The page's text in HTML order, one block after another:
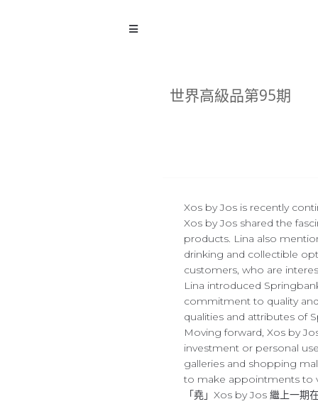
世界高級品第95期
Xos by Jos is recently
Xos by Jos shared the
products. Lina also
drinking and collectible
customers, who are
Lina introduced
commitment to quality
qualities and attributes of
Moving forward, Xos by
investment or personal
galleries and shopping
to make appointments to
「堯」Xos by Jos 繼上一